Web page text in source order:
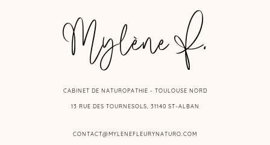
Mylène F.
CABINET DE NATUROPATHIE - TOULOUSE NORD
13 RUE DES TOURNESOLS, 31140 ST-ALBAN
CONTACT@MYLENEFLEURYNATURO.COM